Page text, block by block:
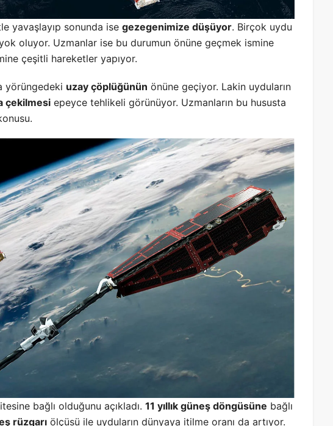
yavaşlayıp sonunda ise gezegenimize düşüyor. Birçok uydu
oluyor. Uzmanlar ise bu durumun önüne geçmek ismine
çeşitli hareketler yapıyor.
yörüngedeki uzay çöplüğünün önüne geçiyor. Lakin uyduların
çekilmesi epeyce tehlikeli görünüyor. Uzmanların bu hususta
bağlı olduğunu açıkladı. 11 yıllık güneş döngüsüne bağlı
rüzgarı ölçüsü ile uyduların dünyaya itilme oranı da artıyor.